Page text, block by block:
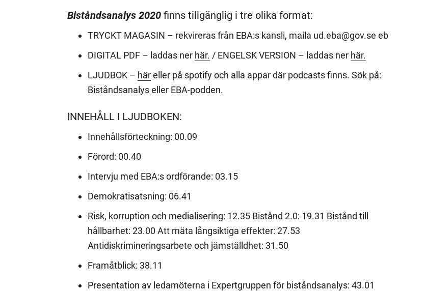
Biståndsanalys 2020 finns tillgänglig i tre olika format:
TRYCKT MAGASIN – rekvireras från EBA:s kansli, maila ud.eba@gov.se eb
DIGITAL PDF – laddas ner här. / ENGELSK VERSION – laddas ner här.
LJUDBOK – häreller på spotify och alla appar där podcasts finns. Sök på:
Biståndsanalys eller EBA-podden.
INNEHÅLL I LJUDBOKEN:
Innehållsförteckning: 00.09
Förord: 00.40
Intervju med EBA:s ordförande: 03.15
Demokratisatsning: 06.41
Risk, korruption och medialisering: 12.35 Bistånd 2.0: 19.31 Bistånd till
hållbarhet: 23.00 Att mäta långsiktiga effekter: 27.53
Antidiskrimineringsarbete och jämställdhet: 31.50
Framåtblick: 38.11
Presentation av ledamöterna i Expertgruppen för biståndsanalys: 43.01